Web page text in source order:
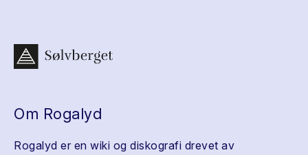
Om Rogalyd
Rogalyd er en wiki og diskografi drevet av